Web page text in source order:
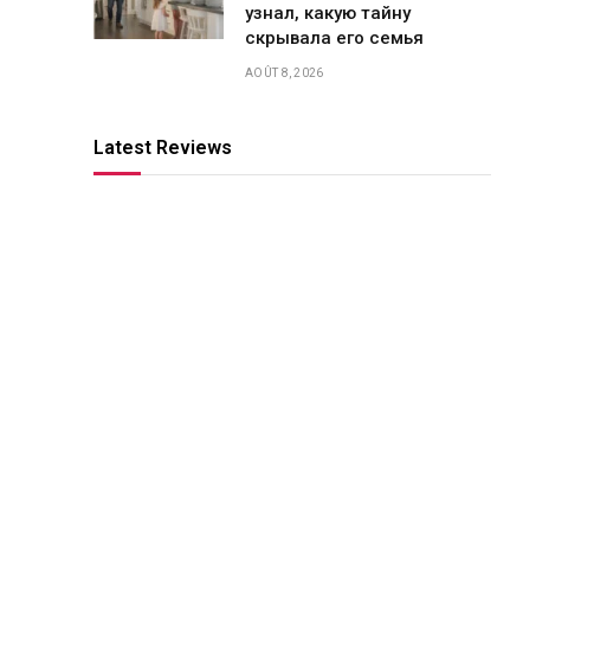
узнал, какую тайну
скрывала его семья
AOÛT 8, 2026
Latest Reviews